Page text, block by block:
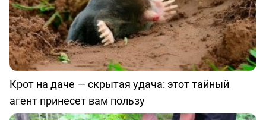
Крот на даче — скрытая удача: этот тайный
агент принесет вам пользу